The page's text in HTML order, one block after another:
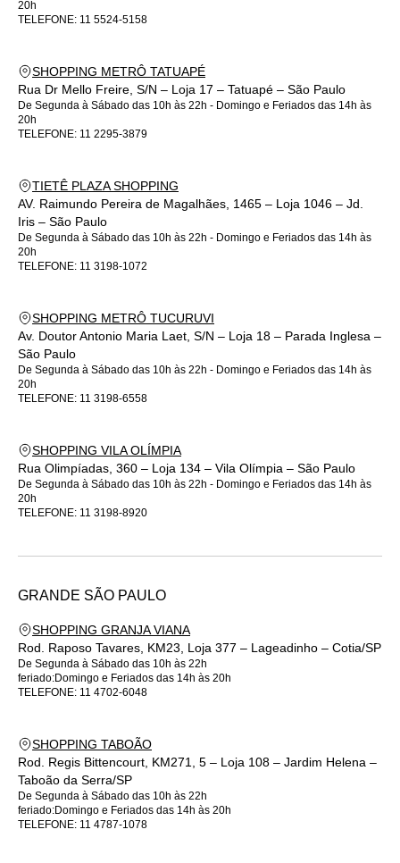
20h
TELEFONE: 11 5524-5158
SHOPPING METRÔ TATUAPÉ
Rua Dr Mello Freire, S/N – Loja 17 – Tatuapé – São Paulo
De Segunda à Sábado das 10h às 22h - Domingo e Feriados das 14h às
20h
TELEFONE: 11 2295-3879
TIETÊ PLAZA SHOPPING
AV. Raimundo Pereira de Magalhães, 1465 – Loja 1046 – Jd.
Iris – São Paulo
De Segunda à Sábado das 10h às 22h - Domingo e Feriados das 14h às
20h
TELEFONE: 11 3198-1072
SHOPPING METRÔ TUCURUVI
Av. Doutor Antonio Maria Laet, S/N – Loja 18 – Parada Inglesa –
São Paulo
De Segunda à Sábado das 10h às 22h - Domingo e Feriados das 14h às
20h
TELEFONE: 11 3198-6558
SHOPPING VILA OLÍMPIA
Rua Olimpíadas, 360 – Loja 134 – Vila Olímpia – São Paulo
De Segunda à Sábado das 10h às 22h - Domingo e Feriados das 14h às
20h
TELEFONE: 11 3198-8920
GRANDE SÃO PAULO
SHOPPING GRANJA VIANA
Rod. Raposo Tavares, KM23, Loja 377 – Lageadinho – Cotia/SP
De Segunda à Sábado das 10h às 22h
feriado:Domingo e Feriados das 14h às 20h
TELEFONE: 11 4702-6048
SHOPPING TABOÃO
Rod. Regis Bittencourt, KM271, 5 – Loja 108 – Jardim Helena –
Taboão da Serra/SP
De Segunda à Sábado das 10h às 22h
feriado:Domingo e Feriados das 14h às 20h
TELEFONE: 11 4787-1078